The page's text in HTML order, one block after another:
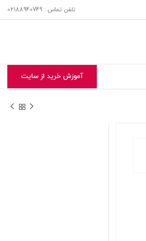
تلفن تماس : 02188940749
آموزش خرید از سایت